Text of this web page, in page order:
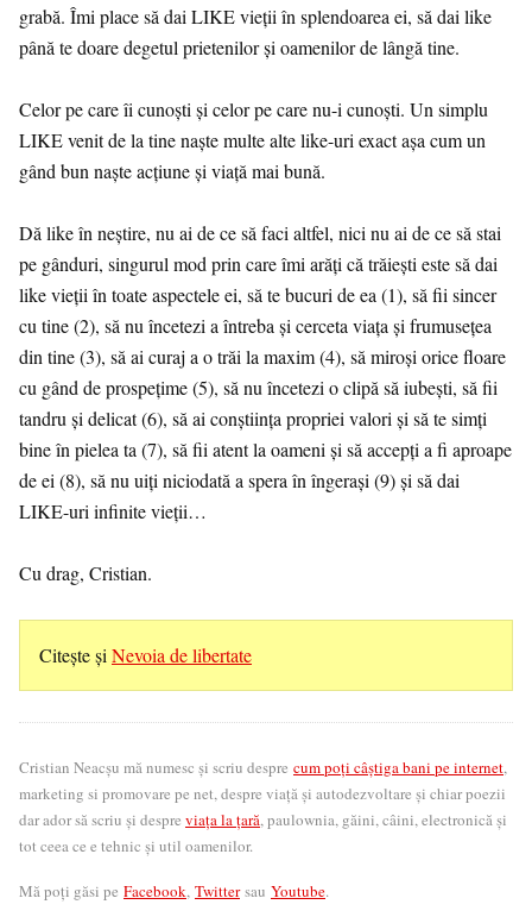
grabă. Îmi place să dai LIKE vieții în splendoarea ei, să dai like
până te doare degetul prietenilor și oamenilor de lângă tine.
Celor pe care îi cunoști și celor pe care nu-i cunoști. Un simplu
LIKE venit de la tine naște multe alte like-uri exact așa cum un
gând bun naște acțiune și viață mai bună.
Dă like în neștire, nu ai de ce să faci altfel, nici nu ai de ce să stai
pe gânduri, singurul mod prin care îmi arăți că trăiești este să dai
like vieții în toate aspectele ei, să te bucuri de ea (1), să fii sincer
cu tine (2), să nu încetezi a întreba și cerceta viața și frumusețea
din tine (3), să ai curaj a o trăi la maxim (4), să miroși orice floare
cu gând de prospețime (5), să nu încetezi o clipă să iubești, să fii
tandru și delicat (6), să ai conștiința propriei valori și să te simți
bine în pielea ta (7), să fii atent la oameni și să accepți a fi aproape
de ei (8), să nu uiți niciodată a spera în îngerași (9) și să dai
LIKE-uri infinite vieții…
Cu drag, Cristian.
Citește și Nevoia de libertate
Cristian Neacșu mă numesc și scriu despre cum poți câștiga bani pe internet,
marketing si promovare pe net, despre viață și autodezvoltare și chiar poezii
dar ador să scriu și despre viața la țară, paulownia, găini, câini, electronică și
tot ceea ce e tehnic și util oamenilor.
Mă poți găsi pe Facebook, Twittersau Youtube.